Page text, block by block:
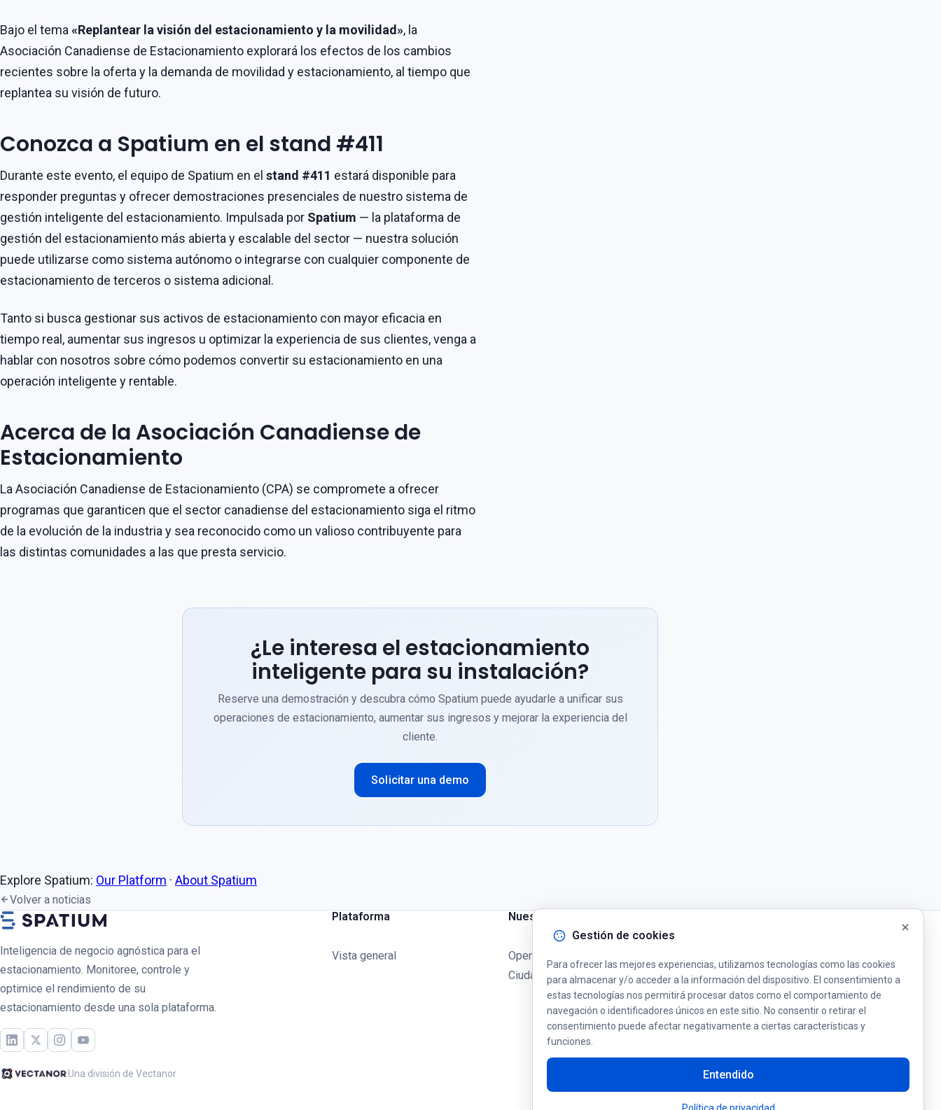
Bajo el tema «Replantear la visión del estacionamiento y la movilidad», la
Asociación Canadiense de Estacionamiento explorará los efectos de los cambios
recientes sobre la oferta y la demanda de movilidad y estacionamiento, al tiempo que
replantea su visión de futuro.
Conozca a Spatium en el stand #411
Durante este evento, el equipo de Spatium en el stand #411 estará disponible para
responder preguntas y ofrecer demostraciones presenciales de nuestro sistema de
gestión inteligente del estacionamiento. Impulsada por Spatium — la plataforma de
gestión del estacionamiento más abierta y escalable del sector — nuestra solución
puede utilizarse como sistema autónomo o integrarse con cualquier componente de
estacionamiento de terceros o sistema adicional.
Tanto si busca gestionar sus activos de estacionamiento con mayor eficacia en
tiempo real, aumentar sus ingresos u optimizar la experiencia de sus clientes, venga a
hablar con nosotros sobre cómo podemos convertir su estacionamiento en una
operación inteligente y rentable.
Acerca de la Asociación Canadiense de
Estacionamiento
La Asociación Canadiense de Estacionamiento (CPA) se compromete a ofrecer
programas que garanticen que el sector canadiense del estacionamiento siga el ritmo
de la evolución de la industria y sea reconocido como un valioso contribuyente para
las distintas comunidades a las que presta servicio.
¿Le interesa el estacionamiento
inteligente para su instalación?
Reserve una demostración y descubra cómo Spatium puede ayudarle a unificar sus
operaciones de estacionamiento, aumentar sus ingresos y mejorar la experiencia del
cliente.
Solicitar una demo
Explore Spatium: Our Platform · About Spatium
Volver a noticias
Inteligencia de negocio agnóstica para el
estacionamiento. Monitoree, controle y
optimice el rendimiento de su
estacionamiento desde una sola plataforma.
Una división de Vectanor
Plataforma
Vista general
Nuestras Ofertas
Operadores Privados
Ciudades y Municipios
Noticias y Actualizaciones
FAQ
Contacto
Acerca de
Gestión de cookies
Para ofrecer las mejores experiencias, utilizamos tecnologías como las cookies
para almacenar y/o acceder a la información del dispositivo. El consentimiento a
estas tecnologías nos permitirá procesar datos como el comportamiento de
navegación o identificadores únicos en este sitio. No consentir o retirar el
consentimiento puede afectar negativamente a ciertas características y
funciones.
Entendido